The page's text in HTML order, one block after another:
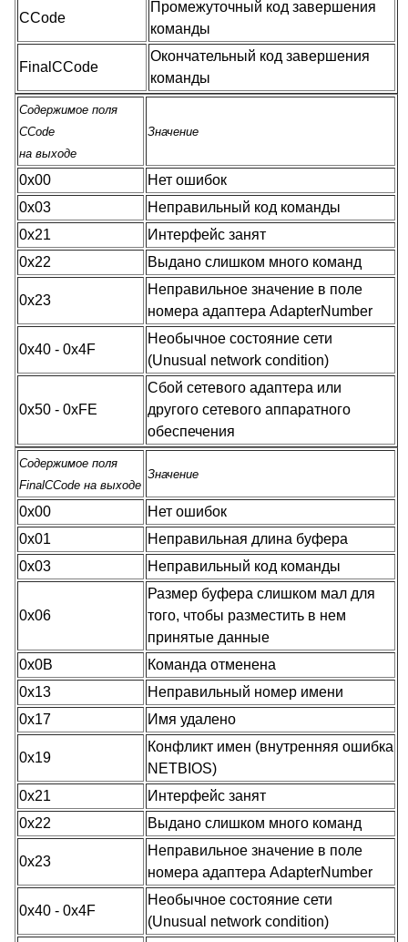
CCode
Промежуточный код завершения
команды
FinalCCode
Окончательный код завершения
команды
Содержимое поля
CCode
на выходе
Значение
0x00
Нет ошибок
0x03
Неправильный код команды
0x21
Интерфейс занят
0x22
Выдано слишком много команд
0x23
Неправильное значение в поле
номера адаптера AdapterNumber
0x40 - 0x4F
Необычное состояние сети
(Unusual network condition)
0x50 - 0xFE
Сбой сетевого адаптера или
другого сетевого аппаратного
обеспечения
Содержимое поля
FinalCCode на выходе
Значение
0x00
Нет ошибок
0x01
Неправильная длина буфера
0x03
Неправильный код команды
0x06
Размер буфера слишком мал для
того, чтобы разместить в нем
принятые данные
0x0B
Команда отменена
0x13
Неправильный номер имени
0x17
Имя удалено
0x19
Конфликт имен (внутренняя ошибка
NETBIOS)
0x21
Интерфейс занят
0x22
Выдано слишком много команд
0x23
Неправильное значение в поле
номера адаптера AdapterNumber
0x40 - 0x4F
Необычное состояние сети
(Unusual network condition)